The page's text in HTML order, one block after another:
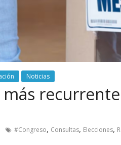
Noticias
#Congreso, Consultas, Elecciones,